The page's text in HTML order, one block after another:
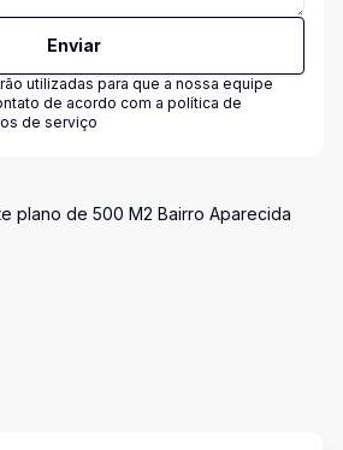
Enviar
utilizadas para que a nossa equipe
de acordo com a política de
de serviço
plano de 500 M2 Bairro Aparecida